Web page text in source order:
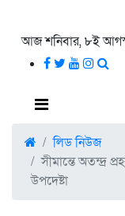
আজ শনিবার, ৮ই
লিড নিউজ
সীমান্তে অতন্দ্র
উপদেষ্টা